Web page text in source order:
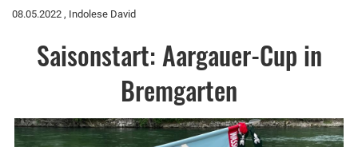
08.05.2022 , Indolese David
Saisonstart: Aargauer-Cup in
Bremgarten